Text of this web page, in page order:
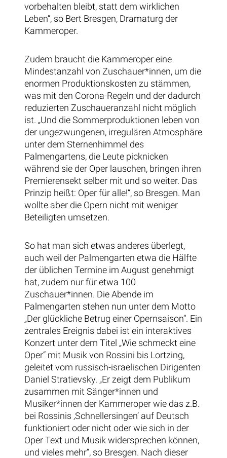
vorbehalten bleibt, statt dem wirklichen
Leben“, so Bert Bresgen, Dramaturg der
Kammeroper.
Zudem braucht die Kammeroper eine
Mindestanzahl von Zuschauer*innen, um die
enormen Produktionskosten zu stämmen,
was mit den Corona-Regeln und der dadurch
reduzierten Zuschaueranzahl nicht möglich
ist. „Und die Sommerproduktionen leben von
der ungezwungenen, irregulären Atmosphäre
unter dem Sternenhimmel des
Palmengartens, die Leute picknicken
während sie der Oper lauschen, bringen ihren
Premierensekt selber mit und so weiter. Das
Prinzip heißt: Oper für alle!“, so Bresgen. Man
wollte aber die Opern nicht mit weniger
Beteiligten umsetzen.
So hat man sich etwas anderes überlegt,
auch weil der Palmengarten etwa die Hälfte
der üblichen Termine im August genehmigt
hat, zudem nur für etwa 100
Zuschauer*innen. Die Abende im
Palmengarten stehen nun unter dem Motto
„Der glückliche Betrug einer Opernsaison“. Ein
zentrales Ereignis dabei ist ein interaktives
Konzert unter dem Titel „Wie schmeckt eine
Oper“ mit Musik von Rossini bis Lortzing,
geleitet vom russisch-israelischen Dirigenten
Daniel Stratievsky. „Er zeigt dem Publikum
zusammen mit Sänger*innen und
Musiker*innen der Kammeroper wie das z.B.
bei Rossinis ‚Schnellersingen‘ auf Deutsch
funktioniert oder nicht oder wie sich in der
Oper Text und Musik widersprechen können,
und vieles mehr“, so Bresgen. Nach dieser